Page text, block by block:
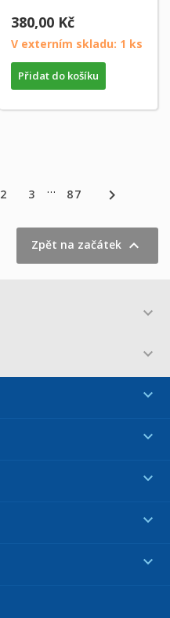
380,00 Kč
V externím skladu: 1 ks
Přidat do košíku
2 3 … 87 
Zpět na začátek 






